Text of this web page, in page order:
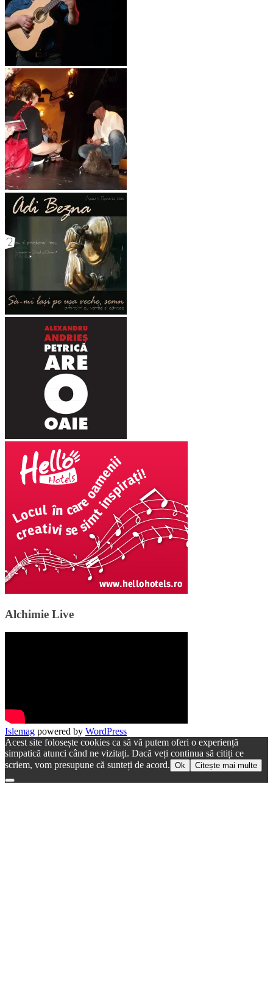
Alchimie Live
Islemag powered by WordPress
Acest site folosește cookies ca să vă putem oferi o experiență
simpatică atunci când ne vizitați. Dacă veți continua să citiți ce
scriem, vom presupune că sunteți de acord. Ok Citește mai multe